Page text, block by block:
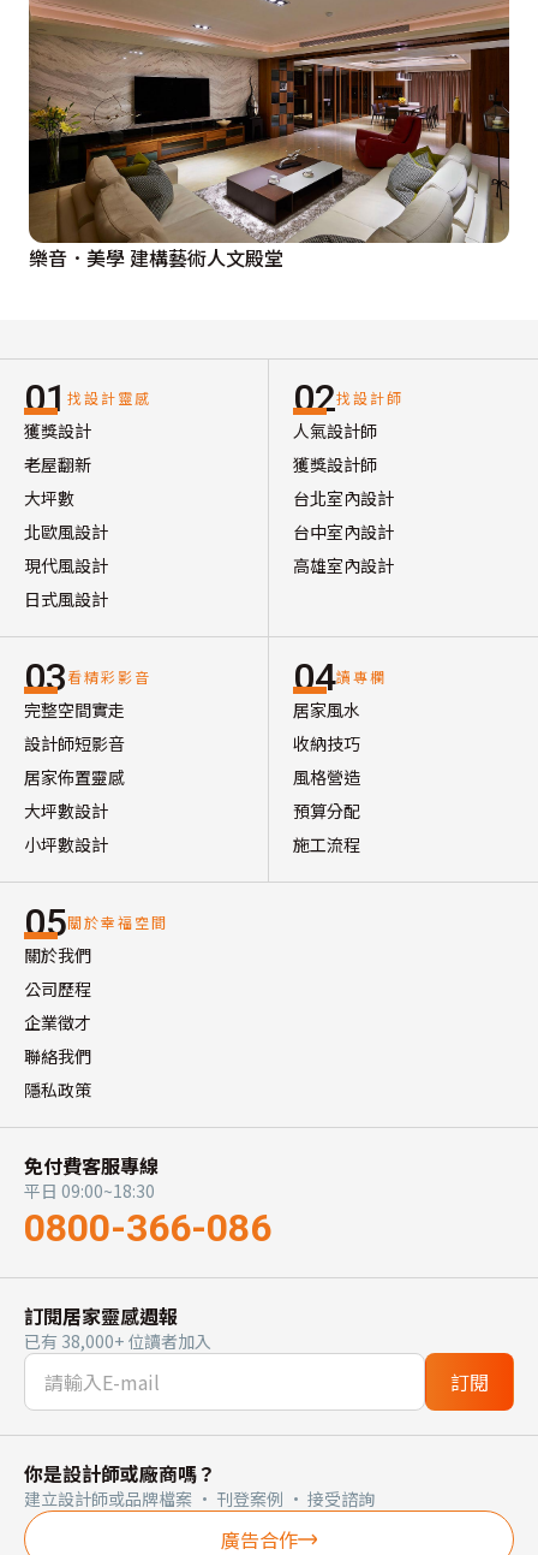
樂音．美學 建構藝術人文殿堂
01 找設計靈感
獲獎設計
老屋翻新
大坪數
北歐風設計
現代風設計
日式風設計
02找設計師
人氣設計師
獲獎設計師
台北室內設計
台中室內設計
高雄室內設計
03看精彩影音
完整空間實走
設計師短影音
居家佈置靈感
大坪數設計
小坪數設計
04讀專欄
居家風水
收納技巧
風格營造
預算分配
施工流程
05關於幸福空間
關於我們
公司歷程
企業徵才
聯絡我們
隱私政策
免付費客服專線
平日 09:00~18:30
0800-366-086
訂閱居家靈感週報
已有 38,000+ 位讀者加入
訂閱
你是設計師或廠商嗎？
建立設計師或品牌檔案 · 刊登案例 · 接受諮詢
廣告合作